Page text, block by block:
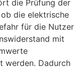
die Prüfung der
die elektrische
für die Nutzer
mit
werden. Dadurch